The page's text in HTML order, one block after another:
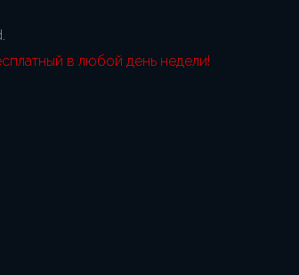
в любой день недели!